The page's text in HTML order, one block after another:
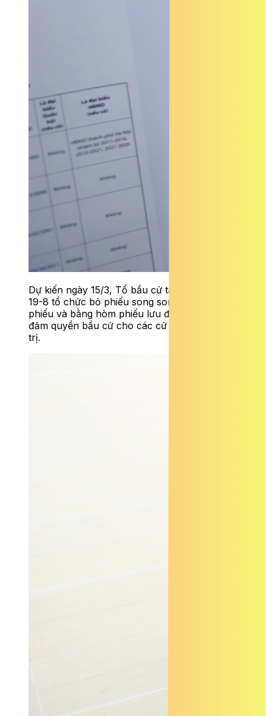
Dự kiến ngày 15/3, Tổ bầu cử tại Bệnh viện
19-8 tổ chức bỏ phiếu song song tại điểm bỏ
phiếu và bằng hòm phiếu lưu động để bảo
đảm quyền bầu cử cho các cử tri đang điều
trị.